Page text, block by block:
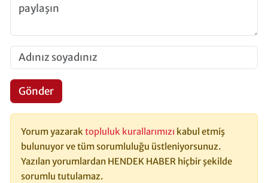
Gönder
Yorum yazaraktopluluk kurallarımızı kabul etmiş
bulunuyor ve tüm sorumluluğu üstleniyorsunuz.
Yazılan yorumlardan HENDEK HABER hiçbir şekilde
sorumlu tutulamaz.